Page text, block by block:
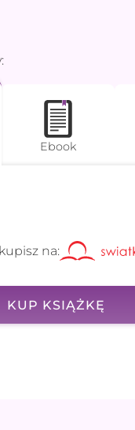
Ebook
na:
KUP KSIĄŻKĘ